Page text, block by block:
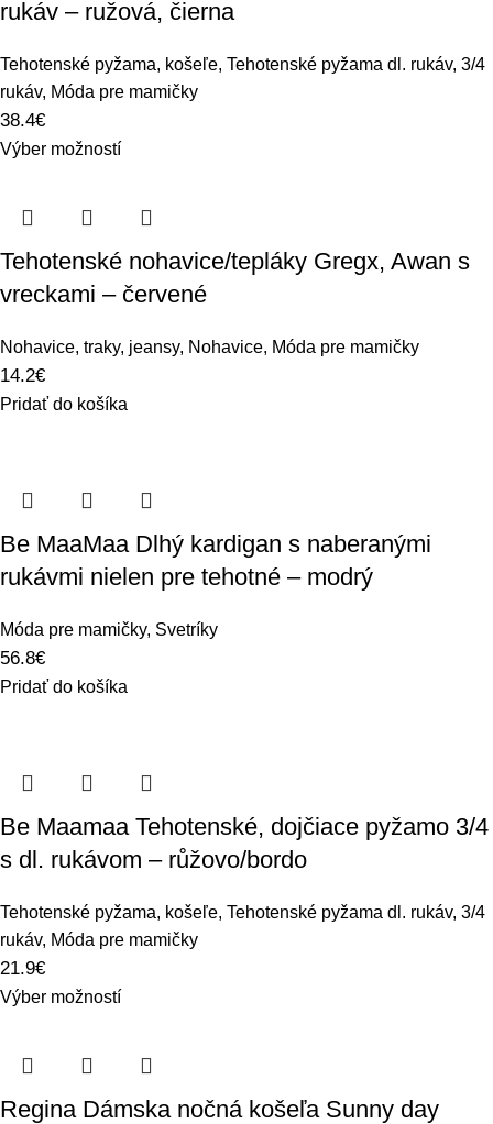
rukáv – ružová, čierna
Tehotenské pyžama, košeľe, Tehotenské pyžama dl. rukáv, 3/4
rukáv, Móda pre mamičky
38.4€
Výber možností
Tehotenské nohavice/tepláky Gregx, Awan s
vreckami – červené
Nohavice, traky, jeansy, Nohavice, Móda pre mamičky
14.2€
Pridať do košíka
Be MaaMaa Dlhý kardigan s naberanými
rukávmi nielen pre tehotné – modrý
Móda pre mamičky, Svetríky
56.8€
Pridať do košíka
Be Maamaa Tehotenské, dojčiace pyžamo 3/4
s dl. rukávom – růžovo/bordo
Tehotenské pyžama, košeľe, Tehotenské pyžama dl. rukáv, 3/4
rukáv, Móda pre mamičky
21.9€
Výber možností
Regina Dámska nočná košeľa Sunny day